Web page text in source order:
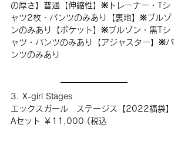
の厚さ】普通【伸縮性】※トレーナー・Tシ
ャツ2枚・パンツのみあり【裏地】※ブルゾ
ンのみあり【ポケット】※ブルゾン・黒Tシ
ャツ・パンツのみあり【アジャスター】※パ
ンツのみあり
3. X-girl Stages
エックスガール　ステージス【2022福袋】
Aセット ￥11,000 (税込